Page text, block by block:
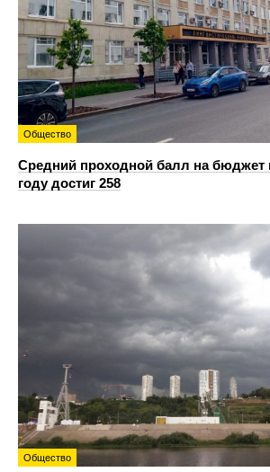
Общество
Средний проходной балл на бюджет
году достиг 258
Общество